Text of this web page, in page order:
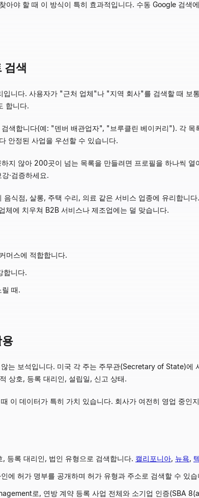
아야 할 때 이 방식이 특히 효과적입니다. 수동 Google 검색
검색
니다. 사용자가 "근처 업체"나 "지역 회사"를 검색할 때 보
합니다.
색합니다(예: "덴버 배관업자", "브루클린 베이커리"). 각
안정된 사업을 우선할 수 있습니다.
지 않아 200곳이 넘는 목록을 만들려면 프로필을 하나씩
·검증하세요.
식점, 살롱, 주택 수리, 의료 같은 서비스 업종에 유리합니
체에 치우쳐 B2B 서비스나 제조업에는 덜 맞습니다.
머스에 적합합니다.
합니다.
릴 때.
는 보석입니다. 미국 각 주는 주무관(Secretary of State)에
상호, 등록 대리인, 설립일, 신고 상태.
이 데이터가 특히 가치 있습니다. 회사가 여전히 영업 중인
등록 대리인, 법인 유형으로 검색합니다. 캘리포니아, 뉴욕,
에 허가 명부를 공개하며 허가 유형과 주소로 검색할 수 있습
로, 연방 계약 등록 사업 전체와 소기업 인증(SBA